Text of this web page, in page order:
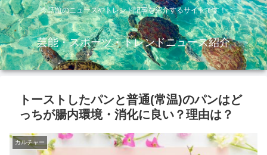
今話題のニュースやトレンド記事を紹介するサイトです！
芸能・スポーツ・トレンドニュース紹介
トーストしたパンと普通(常温)のパンはど
っちが腸内環境・消化に良い？理由は？
カルチャー